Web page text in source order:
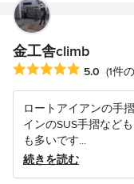
金工舎climb
平均評価：5つ星中
5.0 (1件
ロートアイアンの手
インのSUS手摺など
も多いです...
続きを読む